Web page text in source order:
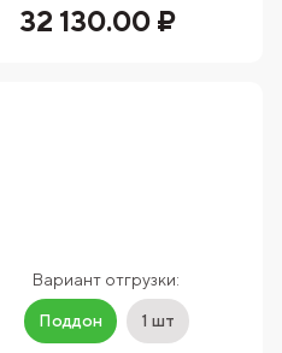
32 130.00 ₽
Вариант отгрузки:
Поддон 1 шт